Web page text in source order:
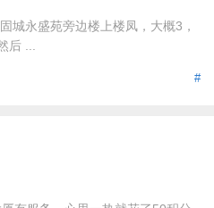
城永盛苑旁边楼上楼凤，大概3，
后 ...
#